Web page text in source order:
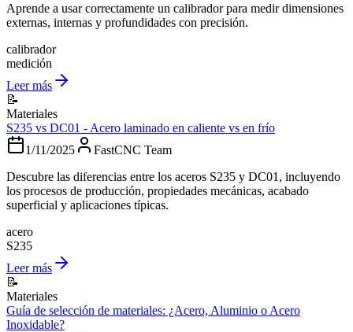
Aprende a usar correctamente un calibrador para medir dimensiones
externas, internas y profundidades con precisión.
calibrador
medición
Leer más
📝
Materiales
S235 vs DC01 - Acero laminado en caliente vs en frío
1/11/2025
FastCNC Team
Descubre las diferencias entre los aceros S235 y DC01, incluyendo
los procesos de producción, propiedades mecánicas, acabado
superficial y aplicaciones típicas.
acero
S235
Leer más
📝
Materiales
Guía de selección de materiales: ¿Acero, Aluminio o Acero
Inoxidable?